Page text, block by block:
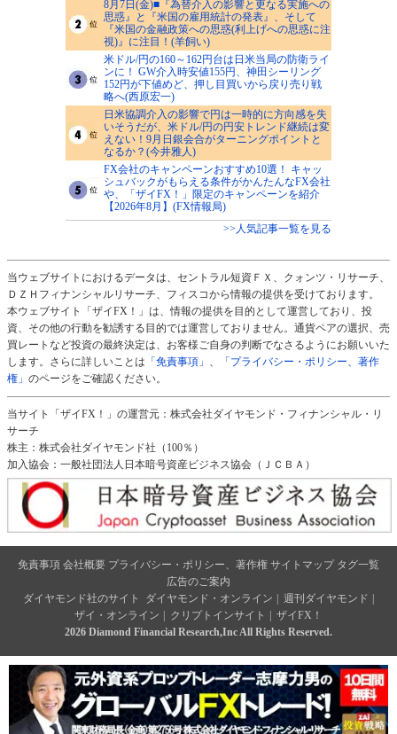
8月7日(金)■『為替介入の影響と更なる実施への
思惑』と『米国の雇用統計の発表』、そして
『米国の金融政策への思惑(利上げへの思惑に注
視)』に注目！(羊飼い)
米ドル/円の160～162円台は日米当局の防衛ライ
ンに！ GW介入時安値155円、神田シーリング
152円が下値めど、押し目買いから戻り売り戦
略へ(西原宏一)
日米協調介入の影響で円は一時的に方向感を失
いそうだが、米ドル/円の円安トレンド継続は変
えない！9月日銀会合がターニングポイントと
なるか？(今井雅人)
FX会社のキャンペーンおすすめ10選！ キャッ
シュバックがもらえる条件がかんたんなFX会社
や、「ザイFX！」限定のキャンペーンを紹介
【2026年8月】(FX情報局)
>>人気記事一覧を見る
当ウェブサイトにおけるデータは、セントラル短資ＦＸ、クォンツ・リサーチ、
ＤＺＨフィナンシャルリサーチ、フィスコから情報の提供を受けております。
本ウェブサイト「ザイFX！」は、情報の提供を目的として運営しており、投
資、その他の行動を勧誘する目的では運営しておりません。通貨ペアの選択、売
買レートなど投資の最終決定は、お客様ご自身の判断でなさるようにお願いいた
します。さらに詳しいことは 「免責事項」 、
「プライバシー・ポリシー、著作
権」 のページをご確認ください。
当サイト「ザイFX！」の運営元：株式会社ダイヤモンド・フィナンシャル・リ
サーチ
株主：株式会社ダイヤモンド社（100％）
加入協会：一般社団法人日本暗号資産ビジネス協会（ＪＣＢＡ）
免責事項 会社概要 プライバシー・ポリシー、著作権 サイトマップ タグ一覧
広告のご案内
ダイヤモンド社のサイト
ダイヤモンド・オンライン | 週刊ダイヤモンド |
ザイ・オンライン | クリプトインサイト | ザイFX！
2026 Diamond Financial Research,Inc All Rights Reserved.